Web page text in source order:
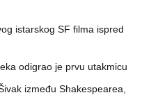
istarskog SF filma ispred
odigrao je prvu utakmicu
između Shakespearea,